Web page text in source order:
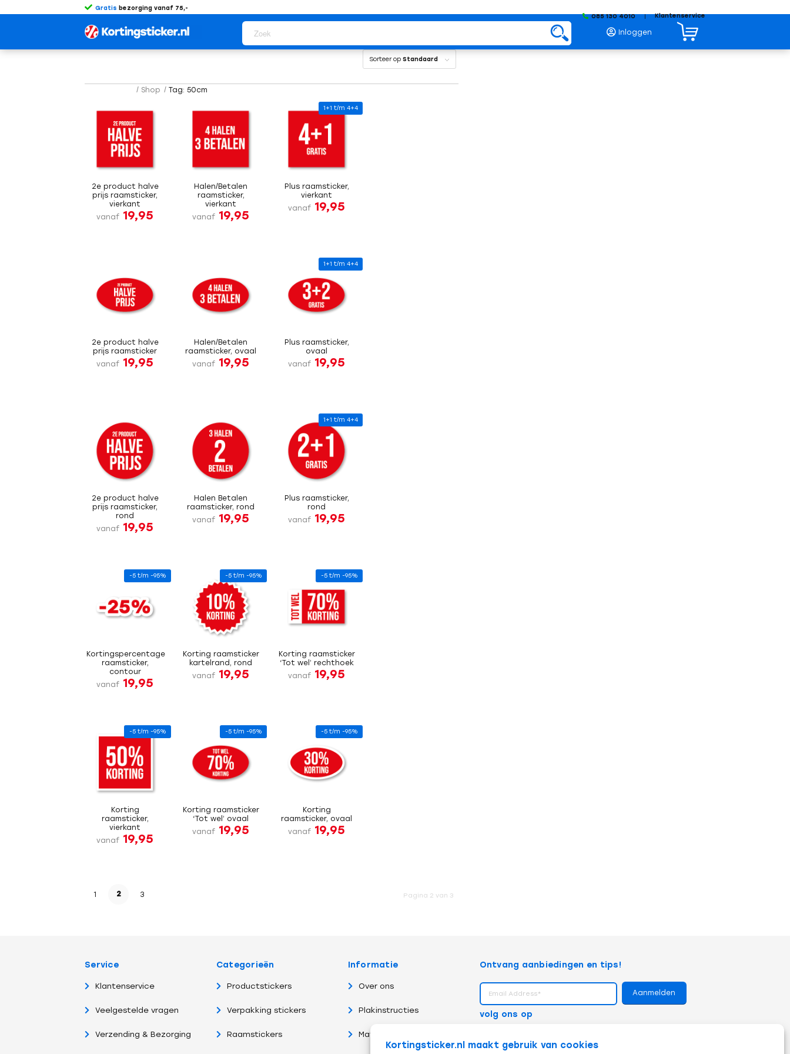
Kortingsticker.nl maakt gebruik van cookies
Gratis bezorging vanaf 75,-
085 130 4010
| Klantenservice
Inloggen
/ Shop / Tag: 50cm
Sorteer opStandaard
2e product halve
prijs raamsticker,
vierkant
vanaf 19,95
Halen/Betalen
raamsticker,
vierkant
vanaf 19,95
1+1 t/m 4+4
Plus raamsticker,
vierkant
vanaf 19,95
2e product halve
prijs raamsticker
vanaf 19,95
Halen/Betalen
raamsticker, ovaal
vanaf 19,95
1+1 t/m 4+4
Plus raamsticker,
ovaal
vanaf 19,95
2e product halve
prijs raamsticker,
rond
vanaf 19,95
Halen Betalen
raamsticker, rond
vanaf 19,95
1+1 t/m 4+4
Plus raamsticker,
rond
vanaf 19,95
-5 t/m -95%
Kortingspercentage
raamsticker,
contour
vanaf 19,95
-5 t/m -95%
Korting raamsticker
kartelrand, rond
vanaf 19,95
-5 t/m -95%
Korting raamsticker
‘Tot wel’ rechthoek
vanaf 19,95
-5 t/m -95%
Korting
raamsticker,
vierkant
vanaf 19,95
-5 t/m -95%
Korting raamsticker
‘Tot wel’ ovaal
vanaf 19,95
-5 t/m -95%
Korting
raamsticker, ovaal
vanaf 19,95
Pagina 2 van 3
1 2 3
Service
Klantenservice
Veelgestelde vragen
Verzending & Bezorging
Categorieën
Productstickers
Verpakking stickers
Raamstickers
Informatie
Over ons
Plakinstructies
Materiaalsoorten
Ontvang aanbiedingen en tips!
volg ons op